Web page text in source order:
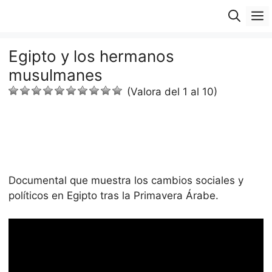
Egipto y los hermanos
musulmanes
(Valora del 1 al 10)
Documental que muestra los cambios sociales y
políticos en Egipto tras la Primavera Árabe.